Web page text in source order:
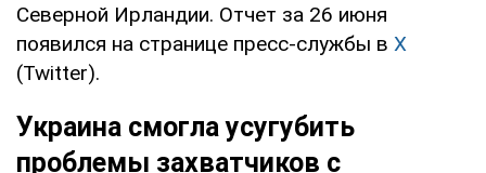
Северной Ирландии. Отчет за 26 июня
появился на странице пресс-службы в X
(Twitter).
Украина смогла усугубить
проблемы захватчиков с